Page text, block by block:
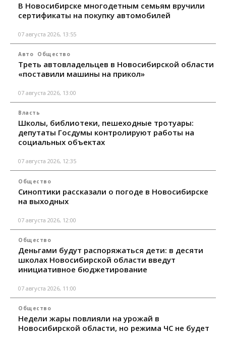
В Новосибирске многодетным семьям вручили
сертификаты на покупку автомобилей
07 августа 2026, 13:55
Авто Общество
Треть автовладельцев в Новосибирской области
«поставили машины на прикол»
07 августа 2026, 13:00
Власть
Школы, библиотеки, пешеходные тротуары:
депутаты Госдумы контролируют работы на
социальных объектах
07 августа 2026, 12:35
Общество
Синоптики рассказали о погоде в Новосибирске
на выходных
07 августа 2026, 12:00
Общество
Деньгами будут распоряжаться дети: в десяти
школах Новосибирской области введут
инициативное бюджетирование
07 августа 2026, 11:00
Общество
Недели жары повлияли на урожай в
Новосибирской области, но режима ЧС не будет